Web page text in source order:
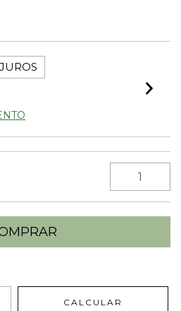
CALCULAR